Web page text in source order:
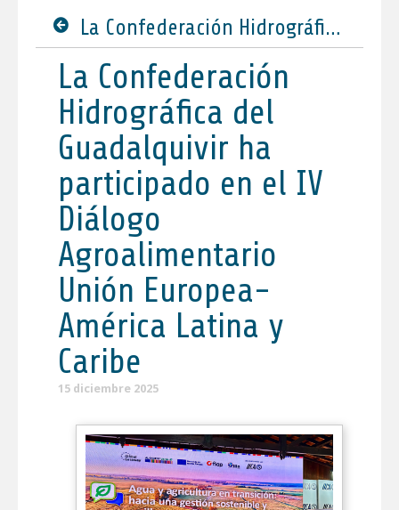
La Confederación Hidrográfica del Guadalquivir ha participado en el IV Diálogo Agroalimentario Unión Europea-América Latina y Caribe
La Confederación
Hidrográfica del
Guadalquivir ha
participado en el IV
Diálogo
Agroalimentario
Unión Europea-
América Latina y
Caribe
15 diciembre 2025